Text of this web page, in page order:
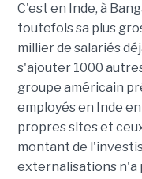
C'est en Inde, à
toutefois sa plus
millier de salariés
s'ajouter 1000
groupe américain
employés en Inde
propres sites et
montant de
externalisations n'a